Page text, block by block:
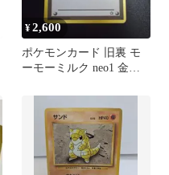
¥2,600
ポケモンカード 旧裏 モ
ーモーミルク neo1 金、